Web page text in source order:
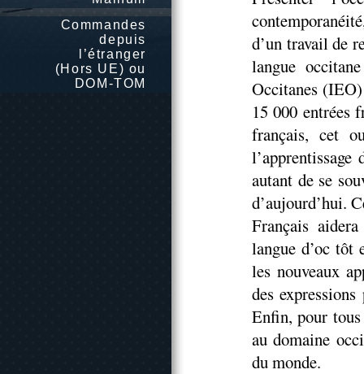
Commandes
depuis
l’étranger
(Hors UE) ou
DOM-TOM
d’un travail de
langue
Occitanes
15 000 entrées
français, cet
autant de se
d’aujourd’hui.
Français
langue d’oc tôt
les nouveaux
des
Enfin, pour
au domaine
du monde.